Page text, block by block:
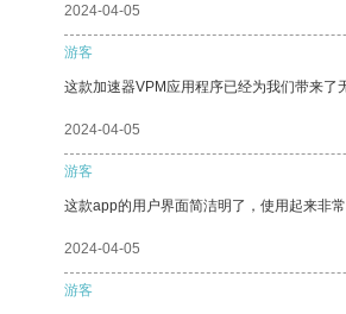
2024-04-05
游客
这款加速器VPM应用程序已经为我们带来了
2024-04-05
游客
这款app的用户界面简洁明了，使用起来非
2024-04-05
游客